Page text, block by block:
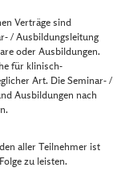
Verträge sind
/ Ausbildungsleitung
oder Ausbildungen.
für klinisch-
Art. Die Seminar- /
Ausbildungen nach
aller Teilnehmer ist
zu leisten.